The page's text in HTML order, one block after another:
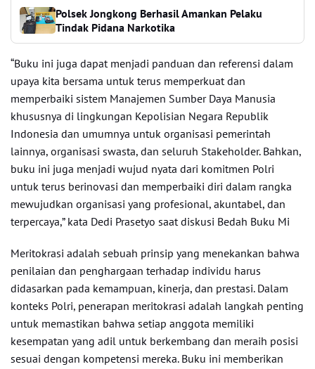
Polsek Jongkong Berhasil Amankan Pelaku
Tindak Pidana Narkotika
“Buku ini juga dapat menjadi panduan dan referensi dalam
upaya kita bersama untuk terus memperkuat dan
memperbaiki sistem Manajemen Sumber Daya Manusia
khususnya di lingkungan Kepolisian Negara Republik
Indonesia dan umumnya untuk organisasi pemerintah
lainnya, organisasi swasta, dan seluruh Stakeholder. Bahkan,
buku ini juga menjadi wujud nyata dari komitmen Polri
untuk terus berinovasi dan memperbaiki diri dalam rangka
mewujudkan organisasi yang profesional, akuntabel, dan
terpercaya,” kata Dedi Prasetyo saat diskusi Bedah Buku Mi
Meritokrasi adalah sebuah prinsip yang menekankan bahwa
penilaian dan penghargaan terhadap individu harus
didasarkan pada kemampuan, kinerja, dan prestasi. Dalam
konteks Polri, penerapan meritokrasi adalah langkah penting
untuk memastikan bahwa setiap anggota memiliki
kesempatan yang adil untuk berkembang dan meraih posisi
sesuai dengan kompetensi mereka. Buku ini memberikan